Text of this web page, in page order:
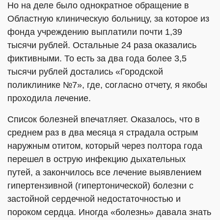
Но на деле было однократное обращение в
Областную клиническую больницу, за которое из
фонда учреждению выплатили почти 1,39
тысячи рублей. Остальные 24 раза оказались
фиктивными. То есть за два года более 3,5
тысячи рублей достались «Городской
поликлинике №7», где, согласно отчету, я якобы
проходила лечение.
Список болезней впечатляет. Оказалось, что в
среднем раз в два месяца я страдала острым
наружным отитом, который через полтора года
перешел в острую инфекцию дыхательных
путей, а закончилось все лечение выявлением
гипертензивной (гипертонической) болезни с
застойной сердечной недостаточностью и
пороком сердца. Иногда «болезнь» давала знать